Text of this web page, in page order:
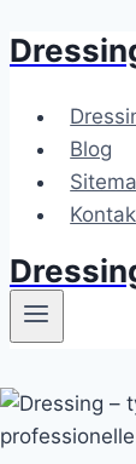
Fortsæt
indhold
Blog